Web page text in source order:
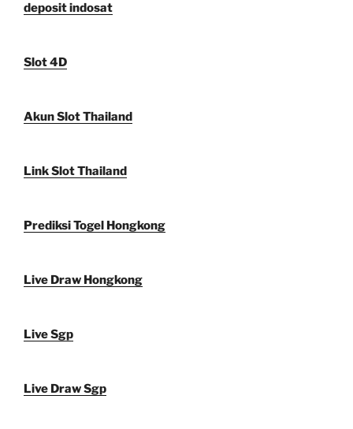
deposit indosat
Slot 4D
Akun Slot Thailand
Link Slot Thailand
Prediksi Togel Hongkong
Live Draw Hongkong
Live Sgp
Live Draw Sgp